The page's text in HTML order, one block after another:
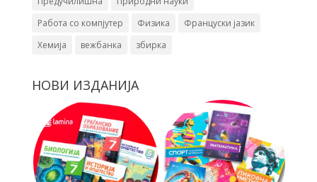
Работа со компјутер
Физика
Француски јазик
Хемија
вежбанка збирка
НОВИ ИЗДАНИЈА